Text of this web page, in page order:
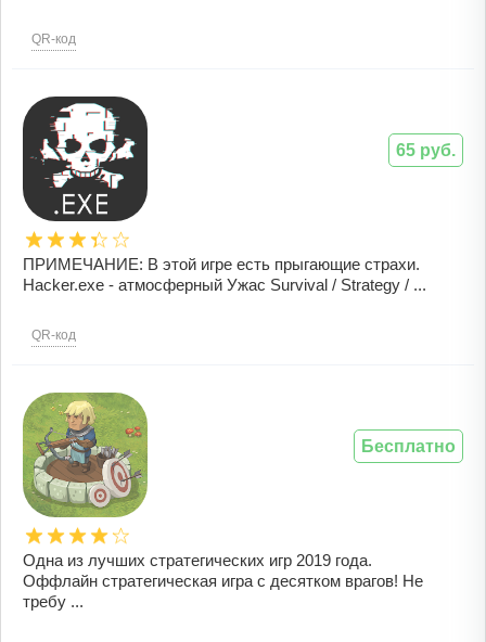
QR-код
ПРИМЕЧАНИЕ: В этой игре есть прыгающие страхи.
Hacker.exe - атмосферный Ужас Survival / Strategy / ...
QR-код
65 руб.
Одна из лучших стратегических игр 2019 года.
Оффлайн стратегическая игра с десятком врагов! Не
требу ...
Бесплатно